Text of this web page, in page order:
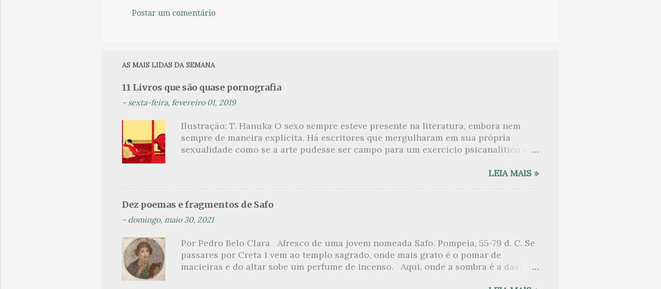
n
r
o
s
Postar um comentário
AS MAIS LIDAS DA SEMANA
11 Livros que são quase pornografia
- sexta-feira, fevereiro 01, 2019
Ilustração: T. Hanuka O sexo sempre esteve presente na literatura, embora nem
sempre de maneira explícita. Há escritores que mergulharam em sua própria
sexualidade como se a arte pudesse ser campo para um exercício psicanalítico e
apresenta um conjunto de livros nos quais os escritores se desnudam, livros que
sido autora de um livro chamado Pourquoi le Brésil ?, tem sido lida como uma das
principais figuras que se filiam à tradição da qual faz parte nomes como o de Anaïs
se tratar de uma narrativa que recupera a relação incestuosa entre um pai e uma
filha. Les Petits , outra obra sua, já inicia com uma felação sob o chuveiro que
termina numa penetração anal an...
LEIA MAIS »
Dez poemas e fragmentos de Safo
- domingo, maio 30, 2021
Por Pedro Belo Clara Afresco de uma jovem nomeada Safo. Pompeia, 55-79 d. C. Se
passares por Creta 1 vem ao templo sagrado, onde mais grato é o pomar de
macieiras e do altar sobe um perfume de incenso. Aqui, onde a sombra é a das